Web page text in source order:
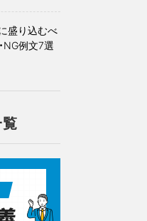
盛り込むべ
NG例文7選